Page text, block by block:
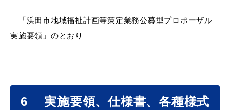
「浜田市地域福祉計画等策定業務公募型プロポーザル
実施要領」のとおり
6 実施要領、仕様書、各種様式